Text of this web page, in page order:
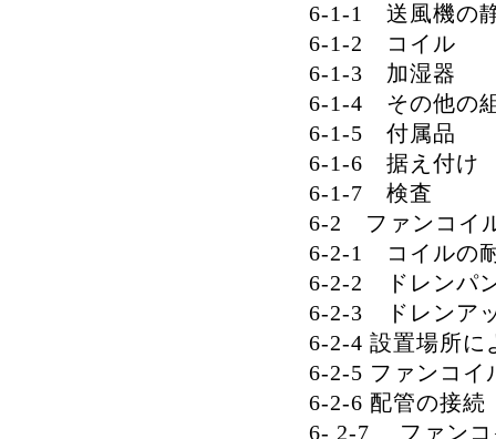
6-1-1 送風機の
6-1-2 コイル
6-1-3 加湿器
6-1-4 その他の
6-1-5 付属品
6-1-6 据え付け
6-1-7 検査
6-2 ファンコイ
6-2-1 コイルの
6-2-2 ドレンパ
6-2-3 ドレンア
6-2-4 設置場所に
6-2-5 ファンコイ
6-2-6 配管の接続
6- 2-7 ファンコ